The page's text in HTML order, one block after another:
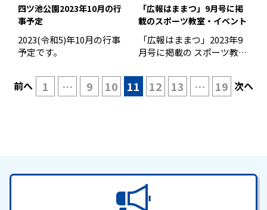
四ツ池公園2023年10月の行
事予定
2023(令和5)年10月の行事
予定です。
「広報はままつ」9月号に掲
載のスポーツ教室・イベント
「広報はままつ」2023年9
月号に掲載の スポーツ教室
教 […]
前へ 1 … 9 10 11 12 13 … 19 次へ